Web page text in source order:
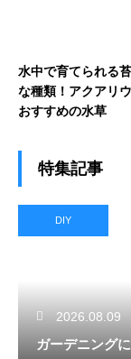
水中で育てられる
な種類！アクアリ
おすすめの水草
特集記事
DIY
2026.08.09
ガーデニング